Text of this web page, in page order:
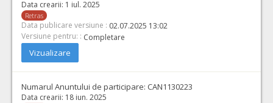
Data crearii: 1 iul. 2025
Retras
Data publicare versiune : 02.07.2025 13:02
Versiune pentru: : Completare
Vizualizare
Numarul Anuntului de participare: CAN1130223
Data crearii: 18 iun. 2025